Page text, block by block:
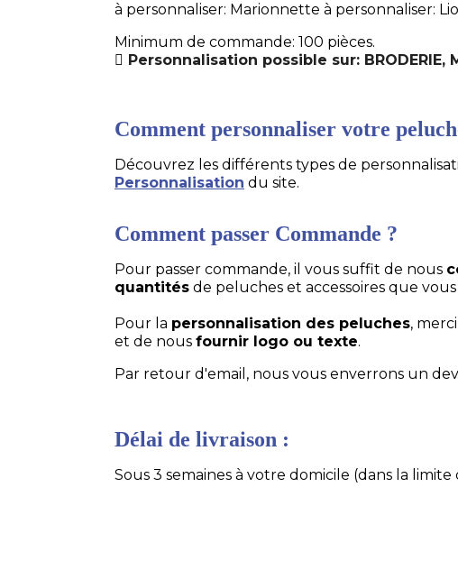
à personnaliser: Marionnette à personnaliser:
Minimum de commande: 100 pièces.
Personnalisation possible sur: BRODERIE,
Comment personnaliser votre
Découvrez les différents types de
Personnalisation du site.
Comment passer Commande ?
Pour passer commande, il vous suffit de nous
quantités de peluches et accessoires que
Pour la personnalisation des peluches,
et de nous fournir logo ou texte.
Par retour d'email, nous vous enverrons un
Délai de livraison :
Sous 3 semaines à votre domicile (dans la limite